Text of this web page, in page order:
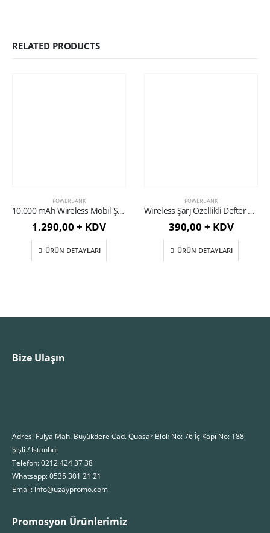
RELATED PRODUCTS
POWERBANK
10.000 mAh Wireless Mobil Şarj Cihazı
1.290,00 + KDV
ÜRÜN DETAYLARI
POWERBANK
Wireless Şarj Özellikli Defter Kılıfı
390,00 + KDV
ÜRÜN DETAYLARI
Bize Ulaşın
Adres: Fulya Mah. Büyükdere Cad. Quasar Blok No: 76 İç Kapı No: 188
Şişli / İstanbul
Telefon: 0212 424 37 38
Whatsapp: 0535 301 21 21
Email: info@uzaypromo.com
Promosyon Ürünlerimiz